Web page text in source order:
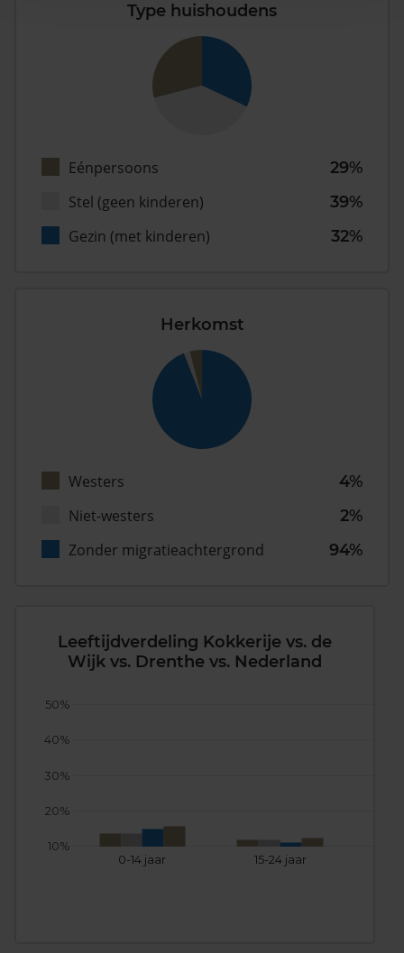
Type huishoudens
Eénpersoons
29%
Stel (geen kinderen)
39%
Gezin (met kinderen)
32%
Herkomst
Westers
4%
Niet-westers
2%
Zonder migratieachtergrond
94%
Leeftijdverdeling Kokkerije vs. de
Wijk vs. Drenthe vs. Nederland
0-14 jaar 15-24 jaar
10%
20%
30%
40%
50%